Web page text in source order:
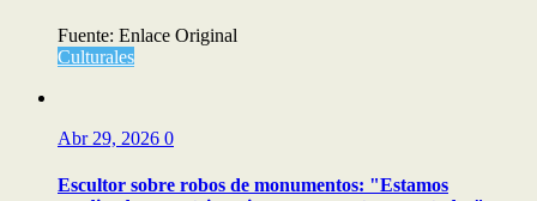
Fuente: Enlace Original
Culturales
Abr 29, 2026 0
Escultor sobre robos de monumentos: "Estamos